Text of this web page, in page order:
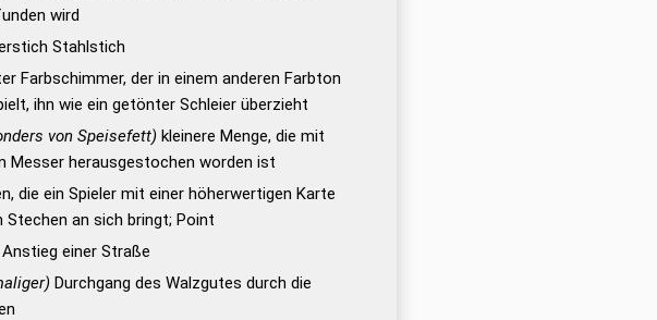
wird
Stahlstich
Farbschimmer, der in einem anderen Farbton
ihn wie ein getönter Schleier überzieht
von Speisefett) kleinere Menge, die mit
Messer herausgestochen worden ist
die ein Spieler mit einer höherwertigen Karte
Stechen an sich bringt; Point
einer Straße
Durchgang des Walzgutes durch die